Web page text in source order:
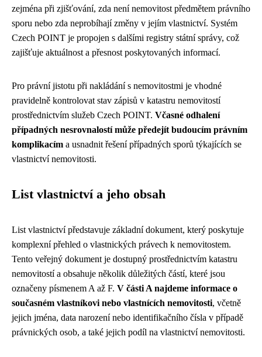
zejména při zjišťování, zda není nemovitost předmětem právního
sporu nebo zda neprobíhají změny v jejím vlastnictví. Systém
Czech POINT je propojen s dalšími registry státní správy, což
zajišťuje aktuálnost a přesnost poskytovaných informací.
Pro právní jistotu při nakládání s nemovitostmi je vhodné
pravidelně kontrolovat stav zápisů v katastru nemovitostí
prostřednictvím služeb Czech POINT. Včasné odhalení
případných nesrovnalostí může předejít budoucím právním
komplikacím a usnadnit řešení případných sporů týkajících se
vlastnictví nemovitosti.
List vlastnictví a jeho obsah
List vlastnictví představuje základní dokument, který poskytuje
komplexní přehled o vlastnických právech k nemovitostem.
Tento veřejný dokument je dostupný prostřednictvím katastru
nemovitostí a obsahuje několik důležitých částí, které jsou
označeny písmenem A až F. V části A najdeme informace o
současném vlastníkovi nebo vlastnících nemovitosti, včetně
jejich jména, data narození nebo identifikačního čísla v případě
právnických osob, a také jejich podíl na vlastnictví nemovitosti.